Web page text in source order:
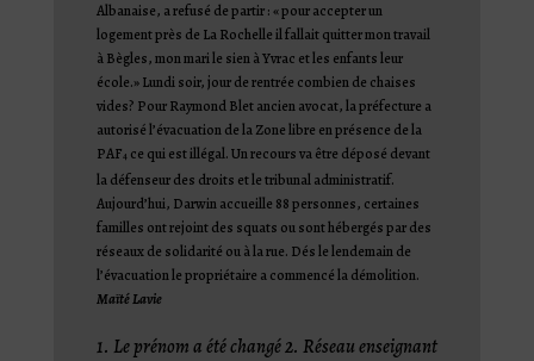
Albanaise, a refusé de partir : « pour accepter un
logement près de La Rochelle il fallait quitter mon travail
à Bègles, mon mari le sien à Yvrac et les enfants leur
école.» Lundi soir, jour de rentrée combien de chaises
vides? Pour Raymond Blet ancien avocat, la préfecture a
autorisé l’évacuation de la Zone libre en présence de la
PAF4 ce qui est illégal. Un recours va être déposé devant
la défenseur des droits et le tribunal administratif.
Aujourd’hui, Darwin accueille 88 personnes, certaines
familles ont rejoint des squats ou sont hébergés par des
réseaux de solidarité ou à la rue. Dés le lendemain de
l’évacuation le propriétaire a commencé la démolition.
Maïté Lavie
1. Le prénom a été changé 2. Réseau enseignant